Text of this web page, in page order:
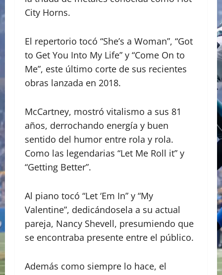
City Horns.
El repertorio tocó “She’s a Woman”, “Got
to Get You Into My Life” y “Come On to
Me”, este último corte de sus recientes
obras lanzada en 2018.
McCartney, mostró vitalismo a sus 81
años, derrochando energía y buen
sentido del humor entre rola y rola.
Como las legendarias “Let Me Roll it” y
“Getting Better”.
Al piano tocó “Let ‘Em In” y “My
Valentine”, dedicándosela a su actual
pareja, Nancy Shevell, presumiendo que
se encontraba presente entre el público.
Además como siempre lo hace, el